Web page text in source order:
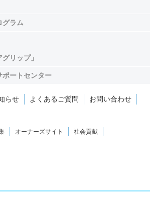
グラム
リップ」
ポートセンター
らせ よくあるご質問 お問い合わせ
オーナーズサイト 社会貢献